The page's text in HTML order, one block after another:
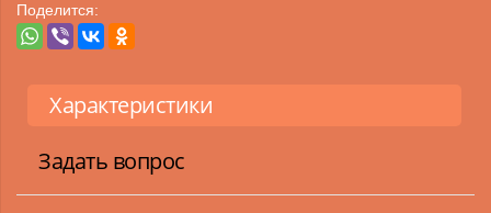
Поделится:
Характеристики
Задать вопрос